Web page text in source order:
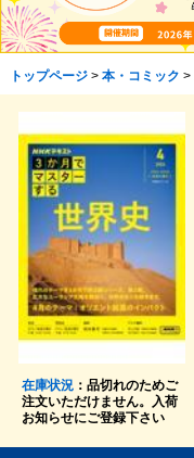
トップページ> 本・コミック >
在庫状況：品切れのためご
注文いただけません。入荷
お知らせにご登録下さい